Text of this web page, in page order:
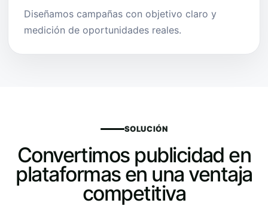
Diseñamos campañas con objetivo claro y
medición de oportunidades reales.
SOLUCIÓN
Convertimos publicidad en
plataformas en una ventaja
competitiva